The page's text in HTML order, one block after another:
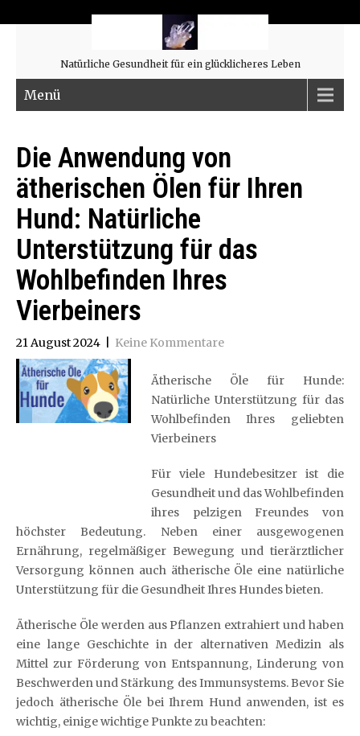
Natürliche Gesundheit für ein glücklicheres Leben
Menü
Die Anwendung von
ätherischen Ölen für Ihren
Hund: Natürliche
Unterstützung für das
Wohlbefinden Ihres
Vierbeiners
21 August 2024 Keine Kommentare
Ätherische Öle für Hunde:
Natürliche Unterstützung für das
Wohlbefinden Ihres geliebten
Vierbeiners
Für viele Hundebesitzer ist die
Gesundheit und das Wohlbefinden
ihres pelzigen Freundes von
höchster Bedeutung. Neben einer ausgewogenen
Ernährung, regelmäßiger Bewegung und tierärztlicher
Versorgung können auch ätherische Öle eine natürliche
Unterstützung für die Gesundheit Ihres Hundes bieten.
Ätherische Öle werden aus Pflanzen extrahiert und haben
eine lange Geschichte in der alternativen Medizin als
Mittel zur Förderung von Entspannung, Linderung von
Beschwerden und Stärkung des Immunsystems. Bevor Sie
jedoch ätherische Öle bei Ihrem Hund anwenden, ist es
wichtig, einige wichtige Punkte zu beachten: